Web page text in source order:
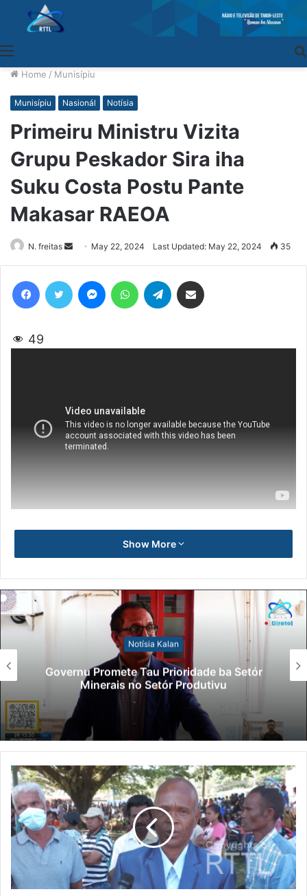
Home / Munisípiu
Munisípiu Nasionál Notísia
Primeiru Ministru Vizita
Grupu Peskador Sira iha
Suku Costa Postu Pante
Makasar RAEOA
N. freitas
Send
an
email
May 22, 2024 Last Updated: May 22, 2024 35
49
Show More
Notísia Kalan
Governu Promete Tau Prioridade ba Setór
Minerais no Setór Produtivu